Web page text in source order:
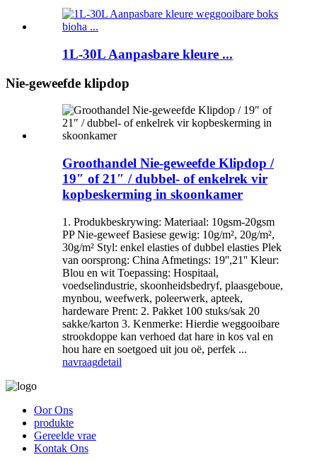
1L-30L Aanpasbare kleure ...
Nie-geweefde klipdop
Groothandel Nie-geweefde Klipdop /
19″ of 21″ / dubbel- of enkelrek vir
kopbeskerming in skoonkamer
1. Produkbeskrywing: Materiaal: 10gsm-20gsm
PP Nie-geweef Basiese gewig: 10g/m², 20g/m²,
30g/m² Styl: enkel elasties of dubbel elasties Plek
van oorsprong: China Afmetings: 19'',21'' Kleur:
Blou en wit Toepassing: Hospitaal,
voedselindustrie, skoonheidsbedryf, plaasgeboue,
mynbou, weefwerk, poleerwerk, apteek,
hardeware Prent: 2. Pakket 100 stuks/sak 20
sakke/karton 3. Kenmerke: Hierdie weggooibare
strookdoppe kan verhoed dat hare in kos val en
hou hare en soetgoed uit jou oë, perfek ...
navraagdetail
Oor Ons
produkte
Gereelde vrae
Kontak Ons